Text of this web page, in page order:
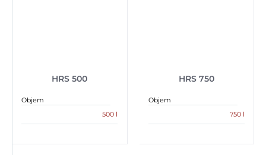
HRS 500
Objem
500 l
HRS 750
Objem
750 l